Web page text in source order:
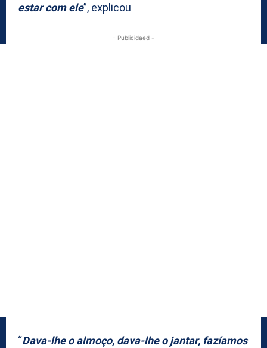
estar com ele”, explicou
- Publicidaed -
“Dava-lhe o almoço, dava-lhe o jantar, fazíamos